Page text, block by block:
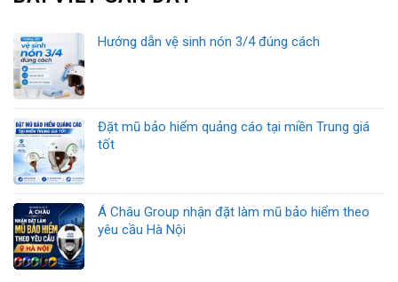
Hướng dẫn vệ sinh nón 3/4 đúng cách
Đặt mũ bảo hiểm quảng cáo tại miền Trung giá
tốt
Á Châu Group nhận đặt làm mũ bảo hiểm theo
yêu cầu Hà Nội